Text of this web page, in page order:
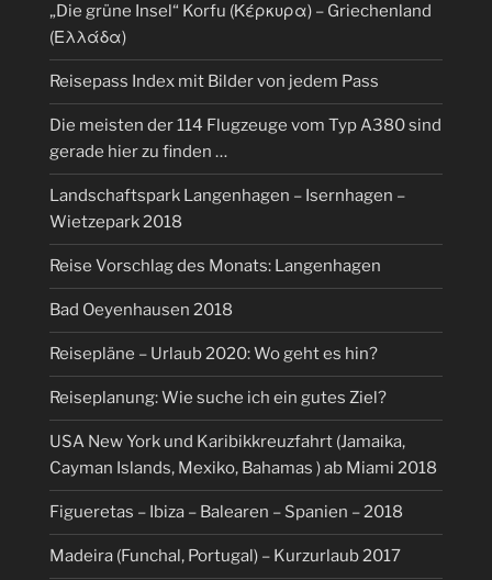
„Die grüne Insel“ Korfu (Κέρκυρα) – Griechenland
(Ελλάδα)
Reisepass Index mit Bilder von jedem Pass
Die meisten der 114 Flugzeuge vom Typ A380 sind
gerade hier zu finden …
Landschaftspark Langenhagen – Isernhagen –
Wietzepark 2018
Reise Vorschlag des Monats: Langenhagen
Bad Oeyenhausen 2018
Reisepläne – Urlaub 2020: Wo geht es hin?
Reiseplanung: Wie suche ich ein gutes Ziel?
USA New York und Karibikkreuzfahrt (Jamaika,
Cayman Islands, Mexiko, Bahamas ) ab Miami 2018
Figueretas – Ibiza – Balearen – Spanien – 2018
Madeira (Funchal, Portugal) – Kurzurlaub 2017